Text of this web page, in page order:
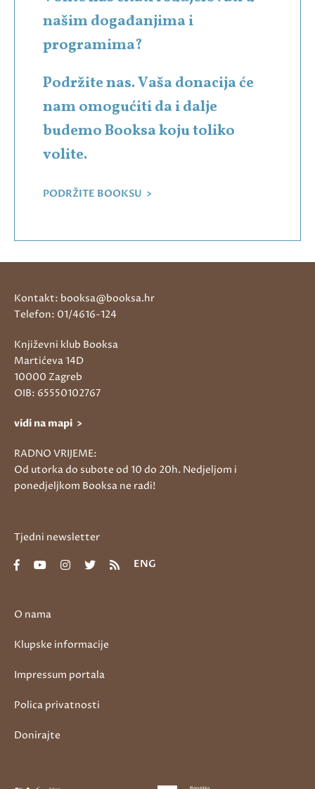
našim događanjima i
programima?
Podržite nas. Vaša donacija će
nam omogućiti da i dalje
budemo Booksa koju toliko
volite.
PODRŽITE BOOKSU >
O nama
Klupske informacije
Impressum portala
Polica privatnosti
Donirajte
Kontakt: booksa@booksa.hr
Telefon: 01/4616-124
Književni klub Booksa
Martićeva 14D
10000 Zagreb
OIB: 65550102767
vidi na mapi >
RADNO VRIJEME:
Od utorka do subote od 10 do 20h. Nedjeljom i
ponedjeljkom Booksa ne radi!
Tjedni newsletter
ENG